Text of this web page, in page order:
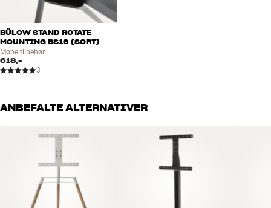
BÜLOW STAND ROTATE
MOUNTING BS19 (SORT)
Møbeltilbehør
618,-
3
ANBEFALTE ALTERNATIVER